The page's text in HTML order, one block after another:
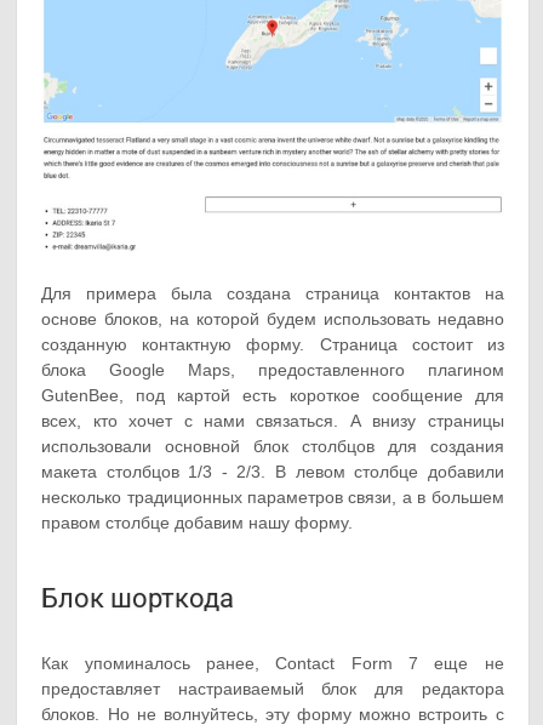
Для примера была создана страница контактов на
основе блоков, на которой будем использовать недавно
созданную контактную форму. Страница состоит из
блока Google Maps, предоставленного плагином
GutenBee, под картой есть короткое сообщение для
всех, кто хочет с нами связаться. А внизу страницы
использовали основной блок столбцов для создания
макета столбцов 1/3 - 2/3. В левом столбце добавили
несколько традиционных параметров связи, а в большем
правом столбце добавим нашу форму.
Блок шорткода
Как упоминалось ранее, Contact Form 7 еще не
предоставляет настраиваемый блок для редактора
блоков. Но не волнуйтесь, эту форму можно встроить с